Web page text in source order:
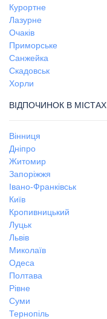
Курортне
Лазурне
Очаків
Приморське
Санжейка
Скадовськ
Хорли
ВІДПОЧИНОК В МІСТАХ
Вінниця
Дніпро
Житомир
Запоріжжя
Івано-Франківськ
Київ
Кропивницький
Луцьк
Львів
Миколаїв
Одеса
Полтава
Рівне
Суми
Тернопіль